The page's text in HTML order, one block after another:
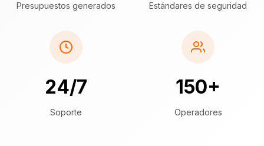
Presupuestos generados Estándares de seguridad
24/7
Soporte
150+
Operadores